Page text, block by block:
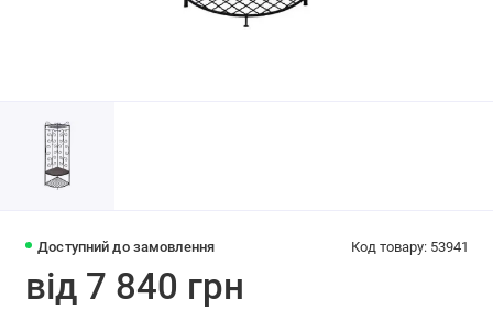
Доступний до замовлення Код товару: 53941
від 7 840 грн